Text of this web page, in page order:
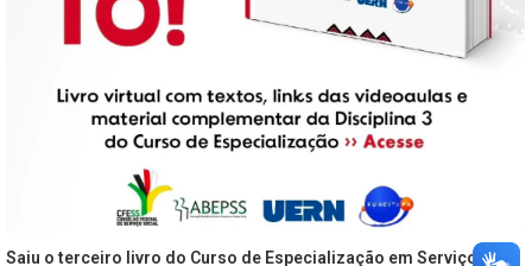
Saiu o terceiro livro do Curso de Especialização em Serviço